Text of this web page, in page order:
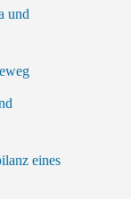
und
eines